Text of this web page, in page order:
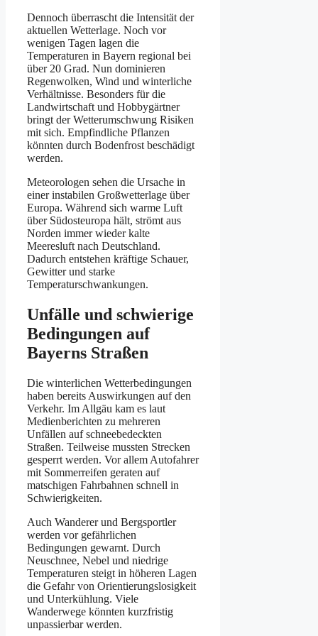
Dennoch überrascht die Intensität der
aktuellen Wetterlage. Noch vor
wenigen Tagen lagen die
Temperaturen in Bayern regional bei
über 20 Grad. Nun dominieren
Regenwolken, Wind und winterliche
Verhältnisse. Besonders für die
Landwirtschaft und Hobbygärtner
bringt der Wetterumschwung Risiken
mit sich. Empfindliche Pflanzen
könnten durch Bodenfrost beschädigt
werden.
Meteorologen sehen die Ursache in
einer instabilen Großwetterlage über
Europa. Während sich warme Luft
über Südosteuropa hält, strömt aus
Norden immer wieder kalte
Meeresluft nach Deutschland.
Dadurch entstehen kräftige Schauer,
Gewitter und starke
Temperaturschwankungen.
Unfälle und schwierige
Bedingungen auf
Bayerns Straßen
Die winterlichen Wetterbedingungen
haben bereits Auswirkungen auf den
Verkehr. Im Allgäu kam es laut
Medienberichten zu mehreren
Unfällen auf schneebedeckten
Straßen. Teilweise mussten Strecken
gesperrt werden. Vor allem Autofahrer
mit Sommerreifen geraten auf
matschigen Fahrbahnen schnell in
Schwierigkeiten.
Auch Wanderer und Bergsportler
werden vor gefährlichen
Bedingungen gewarnt. Durch
Neuschnee, Nebel und niedrige
Temperaturen steigt in höheren Lagen
die Gefahr von Orientierungslosigkeit
und Unterkühlung. Viele
Wanderwege könnten kurzfristig
unpassierbar werden.